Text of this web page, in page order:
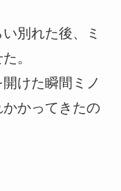
別れた後、ミ
。
けた瞬間ミノ
かってきたの